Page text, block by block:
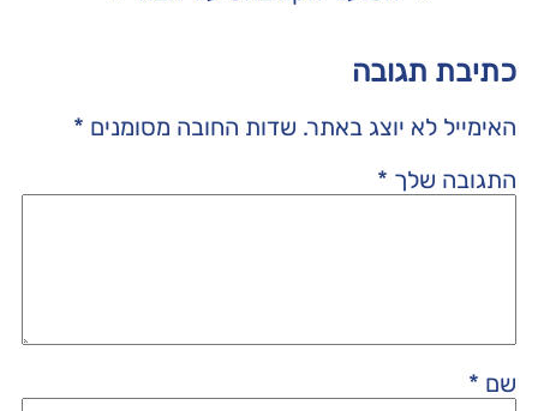
כתיבת תגובה
האימייל לא יוצג באתר. שדות החובה מסומנים *
התגובה שלך *
שם *